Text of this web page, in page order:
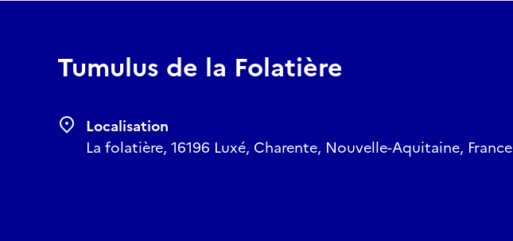
Tumulus de la Folatière
Localisation
La folatière, 16196 Luxé, Charente, Nouvelle-Aquitaine, France